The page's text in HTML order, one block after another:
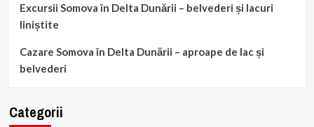
Excursii Somova în Delta Dunării – belvederi și lacuri
liniștite
Cazare Somova în Delta Dunării – aproape de lac și
belvederi
Categorii